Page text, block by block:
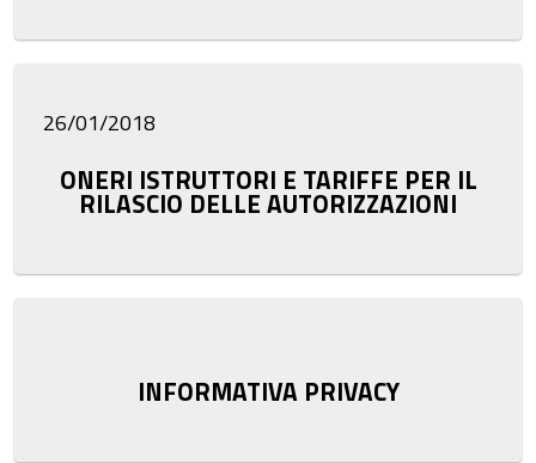
26/01/2018
ONERI ISTRUTTORI E TARIFFE PER IL
RILASCIO DELLE AUTORIZZAZIONI
INFORMATIVA PRIVACY